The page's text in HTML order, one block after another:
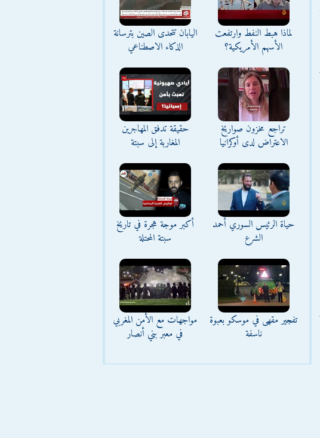
لماذا هبط النفط وارتفعت
الأسهم الأمريكية؟
اليابان تتحدى الصين بترسانة
الذكاء الاصطناعي
تراجع مخزون صواريخ
الاعتراض لدى أوكرانيا
حقيقة تدفق المهاجرين
المغاربة إلى سبتة
حياة الرئيس السوري أحمد
الشرع
أكبر موجة هجرة في تاريخ
سبتة المحتلة
تفجير مقهى في موسكو بعبوة
ناسفة
مواجهات مع الأمن المغربي
في معبر بني أنصار